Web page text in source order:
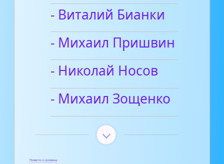
- Виталий Бианки
- Михаил Пришвин
- Николай Носов
- Михаил Зощенко
Повести и романы